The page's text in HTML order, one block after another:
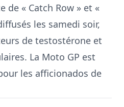
de « Catch Row » et «
les samedi soir,
de testostérone et
La Moto GP est
les afficionados de